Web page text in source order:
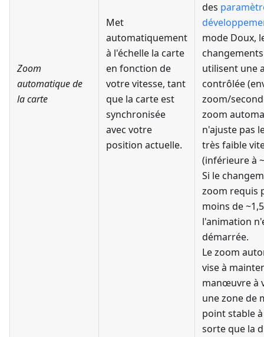
Zoom
automatique de
la carte
Met
automatiquement
à l'échelle la carte
en fonction de
votre vitesse, tant
que la carte est
synchronisée
avec votre
position actuelle.
des
mode Doux,
utilisent une
contrôlée
zoom/
zoom
n'ajuste pas
très faible
(inférieure à
Si le
zoom requis
moins de
l'animation
démarrée.
Le zoom
vise à
manœuvre à
une zone de
point stable
sorte que la